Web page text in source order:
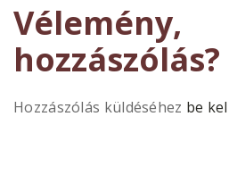
Vélemény,
hozzászólás?
Hozzászólás küldéséhez be